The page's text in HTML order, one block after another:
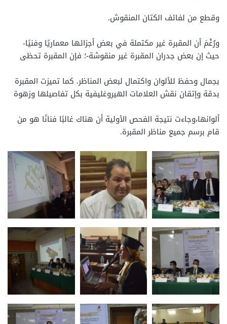
وقطع من لفائف الكتان المنقوش.
ورُغْمَ أن المقبرة غير مكتملة في بعض أجزائها معماريًا وفنيًا-
حيث إن بعض جدران المقبرة غير منقوشة-؛ فإن المقبرة تحظى
بجمال وحفظ للألوان واكتمال لبعض المناظر. كما تميزت المقبرة
بدقة وإتقان نقش العلامات الهيروغليفية بكل تفاصيلها وزهوة
ألوانها،وجاءت نتيجة الفحص الأولية أن هناك غالبًا فنانًا هو من
قام برسم جميع مناظر المقبرة.